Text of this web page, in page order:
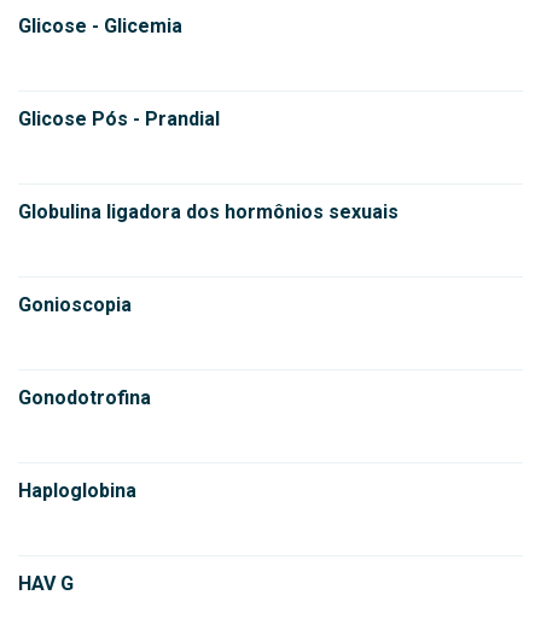
Glicose - Glicemia
Glicose Pós - Prandial
Globulina ligadora dos hormônios sexuais
Gonioscopia
Gonodotrofina
Haploglobina
HAV G